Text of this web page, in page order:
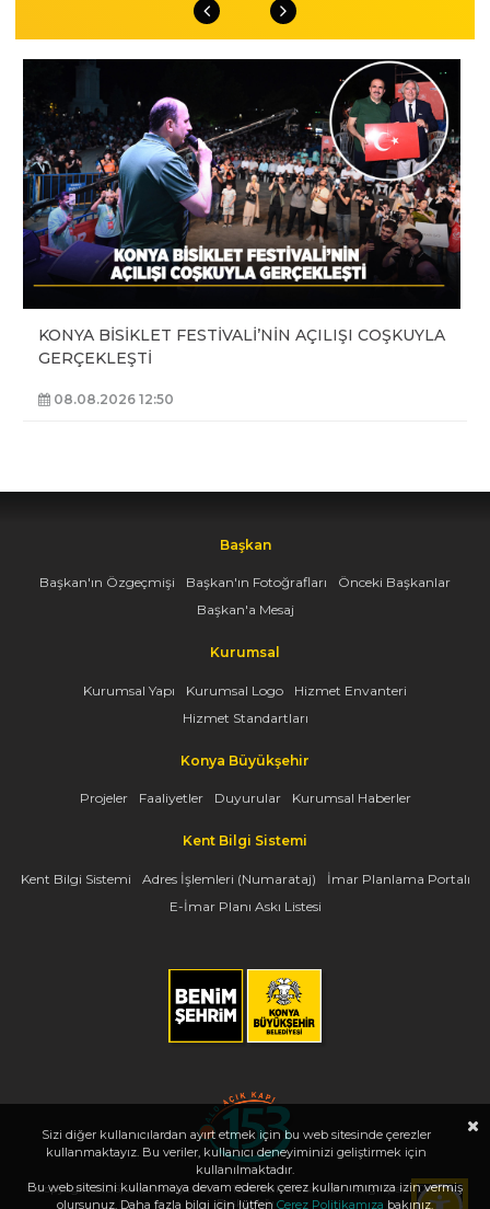
KONYA BİSİKLET FESTİVALİ’NİN AÇILIŞI COŞKUYLA
GERÇEKLEŞTİ
08.08.2026 12:50
Başkan
Başkan'ın Özgeçmişi Başkan'ın Fotoğrafları
Önceki Başkanlar
Başkan'a Mesaj
Kurumsal
Kurumsal Yapı Kurumsal Logo
Hizmet Envanteri
Hizmet Standartları
Konya Büyükşehir
Projeler Faaliyetler Duyurular Kurumsal Haberler
Kent Bilgi Sistemi
Kent Bilgi Sistemi Adres İşlemleri (Numarataj)
İmar Planlama Portalı
E-İmar Planı Askı Listesi
Copyright 2026, www.konya.bel.tr - Tüm Hakları Saklıdır - Bilgi İşlem Dairesi
Başkanlığı
Sizi diğer kullanıcılardan ayırt etmek için bu web sitesinde çerezler
kullanmaktayız. Bu veriler, kullanıcı deneyiminizi geliştirmek için
kullanılmaktadır.
Bu web sitesini kullanmaya devam ederek çerez kullanımımıza izin vermiş
olursunuz. Daha fazla bilgi için lütfen Çerez Politikamıza bakınız.